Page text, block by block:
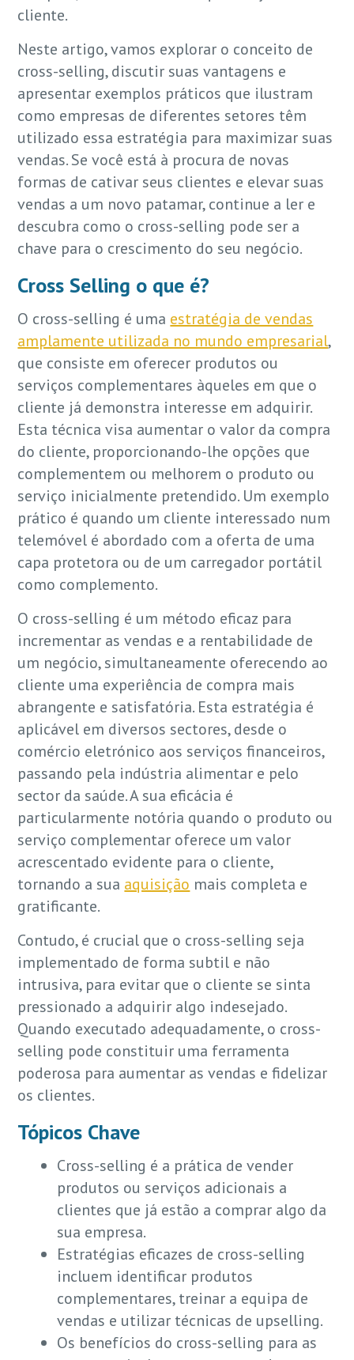
cliente.
Neste artigo, vamos explorar o conceito de
cross-selling, discutir suas vantagens e
apresentar exemplos práticos que ilustram
como empresas de diferentes setores têm
utilizado essa estratégia para maximizar suas
vendas. Se você está à procura de novas
formas de cativar seus clientes e elevar suas
vendas a um novo patamar, continue a ler e
descubra como o cross-selling pode ser a
chave para o crescimento do seu negócio.
Cross Selling o que é?
O cross-selling é uma estratégia de vendas
amplamente utilizada no mundo empresarial,
que consiste em oferecer produtos ou
serviços complementares àqueles em que o
cliente já demonstra interesse em adquirir.
Esta técnica visa aumentar o valor da compra
do cliente, proporcionando-lhe opções que
complementem ou melhorem o produto ou
serviço inicialmente pretendido. Um exemplo
prático é quando um cliente interessado num
telemóvel é abordado com a oferta de uma
capa protetora ou de um carregador portátil
como complemento.
O cross-selling é um método eficaz para
incrementar as vendas e a rentabilidade de
um negócio, simultaneamente oferecendo ao
cliente uma experiência de compra mais
abrangente e satisfatória. Esta estratégia é
aplicável em diversos sectores, desde o
comércio eletrónico aos serviços financeiros,
passando pela indústria alimentar e pelo
sector da saúde. A sua eficácia é
particularmente notória quando o produto ou
serviço complementar oferece um valor
acrescentado evidente para o cliente,
tornando a sua aquisição mais completa e
gratificante.
Contudo, é crucial que o cross-selling seja
implementado de forma subtil e não
intrusiva, para evitar que o cliente se sinta
pressionado a adquirir algo indesejado.
Quando executado adequadamente, o cross-
selling pode constituir uma ferramenta
poderosa para aumentar as vendas e fidelizar
os clientes.
Tópicos Chave
Cross-selling é a prática de vender
produtos ou serviços adicionais a
clientes que já estão a comprar algo da
sua empresa.
Estratégias eficazes de cross-selling
incluem identificar produtos
complementares, treinar a equipa de
vendas e utilizar técnicas de upselling.
Os benefícios do cross-selling para as